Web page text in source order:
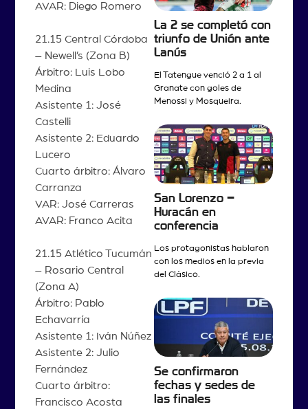
AVAR: Diego Romero
21.15 Central Córdoba
– Newell’s (Zona B)
Árbitro: Luis Lobo
Medina
Asistente 1: José
Castelli
Asistente 2: Eduardo
Lucero
Cuarto árbitro: Álvaro
Carranza
VAR: José Carreras
AVAR: Franco Acita
21.15 Atlético Tucumán
– Rosario Central
(Zona A)
Árbitro: Pablo
Echavarría
Asistente 1: Iván Núñez
Asistente 2: Julio
Fernández
Cuarto árbitro:
Francisco Acosta
La 2 se completó con
triunfo de Unión ante
Lanús
El Tatengue venció 2 a 1 al
Granate con goles de
Menossi y Mosqueira.
San Lorenzo –
Huracán en
conferencia
Los protagonistas hablaron
con los medios en la previa
del Clásico.
Se confirmaron
fechas y sedes de
las finales